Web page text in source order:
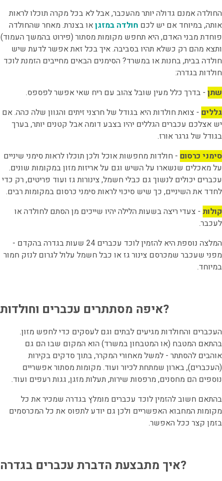
החולדה אמנם גדולה יותר מהעכבר, אבל לא בכל מקרה תוכלו לראות
אותה, במיוחד אם יש לכם חולדה במזגןאו בצנרת. מאחר שהחולדה
פוחדת מבני האדם, היא תחפש מקומות מסתור (פירוט בהמשך העמוד)
ותצא מהם רק כשלא תהיו בסביבה. איך בכל זאת אפשר לדעת שיש
חולדה בבית, בחנות או במשרד? הסימנים הבאים מחייבים הזמנת לוכד
חולדות בגדרה:
שתן - בדרך כלל מעין שובל צהוב עם ריח שאי אפשר לפספס.
גללים - צואת חולדות היא בגודל של חרצני זיתים והגוון שלה כהה. אם
יש אצלכם עכברים הגללים יהיו בצבע דומה אבל קטנים יותר, בערך
בגודל של גרגר אורז.
סימני כרסום - חולדות מחפשות אוכל ולכן תוכלו לראות סימני שיניים
על מאכלים שנשארו על השיש וגם על אריזות מזון במקומות שונים.
עכברים יכולים לנשוך גם כבלי חשמל, צינורות גז ועוד פריטים, רק כדי
לחדד את השיניים, כך שיש סיכוי לראות סימני כרסום במקומות רבים.
קולות - צעדי ריצה בשעות הלילה יהיו שייכים מן הסתם לחולדה או
לעכבר.
המלצה נוספת היא להזמין לוכד עכברים 24 שעות בגדרה בהקדם -
מפני שעכבר שמכרסם צינור גז או כבל חשמל עלול לגרום לנזק חמור
במיוחד.
איפה מסתתרים עכברים וחולדות?
העכברים והחולדות מגיעים לבתים וגם לעסקים כדי לחפש מזון.
בהתאם המטבח (או המטבחון במשרד) הוא המקום שבו הם גם
אוהבים להסתתר - למשל מאחורי המקרר, בתוך סדקים בקירות
(העכברים), בארון שמתחת לכיור ועוד. מקומות מסתור אפשריים
נוספים הם מחסנים, מרפסות שירות, תעלות מזגן, גגות רעפים ועוד.
בהתאם חשוב להזמין לוכד עכברים מומלץ בגדרה שמכיר את כל
מקומות המחבוא האפשריים ולכן גם יודע לתפוס את כל המכרסמים
בזמן קצר ככל האפשר.
איך מתבצעת הדברת עכברים בגדרה?